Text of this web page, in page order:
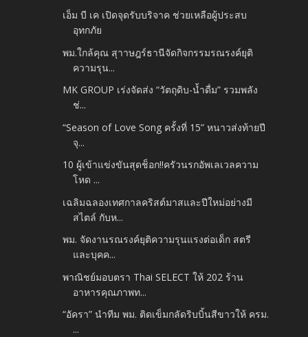
เอ็ม บี เค เปิดจุดรับบริจาค ช่วยเหลือผู้ประสบ
อุทกภัย
พม.ใกล้คุณ สุาาษฎร์ธานีจัดกิจกรรมรณรงค์ยุติ
ความรุน...
MK GROUP เร่งจัดส่ง “วัตถุดิบ-น้ำดื่ม” รวมพลัง
ช่...
“Season of Love Song ครั้งที่ 15” หนาวส่งท้ายปี
จุ...
10 ผู้เข้าแข่งขันสุดช็อก!!ครัวนรกอัพเลเวลความ
โหด ...
เฉลิมฉลองเทศกาลคริสต์มาสและปีใหม่อย่างมี
สไตล์ กับห...
พม. จัดงานรณรงค์ยุติความรุนแรงต่อเด็ก สตรี
และบุคค...
พาณิชย์มอบตรา Thai SELECT ให้ 202 ร้าน
อาหารคุณภาพท...
“อัครา” นำทีม พม. ติดเข็มกลัดริบบิ้นสีขาวให้ ครม.
...